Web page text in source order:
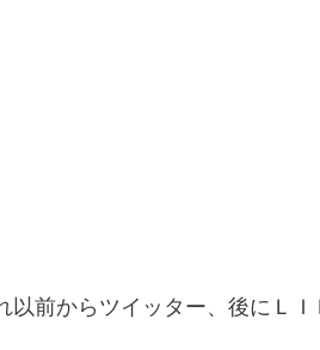
以前からツイッター、後にＬ